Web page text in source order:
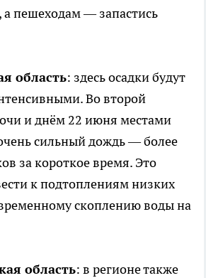
а пешеходам — запастись
область: здесь осадки будут
Во второй
и днём 22 июня местами
сильный дождь — более
за короткое время. Это
к подтоплениям низких
скоплению воды на
область: в регионе также